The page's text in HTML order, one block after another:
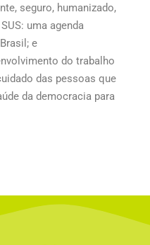
seguro, humanizado,
uma agenda
e
do trabalho
das pessoas que
da democracia para